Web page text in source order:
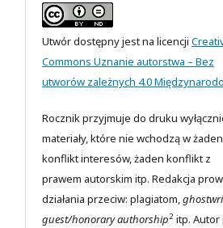
Utwór dostępny jest na licencji
Commons Uznanie autorstwa – Bez
utworów zależnych 4.0
Rocznik przyjmuje do druku
materiały, które nie wchodzą w żaden
konflikt interesów, żaden konflikt z
prawem autorskim itp. Redakcja
działania przeciw: plagiatom,
guest/honorary authorship2 itp. Autor